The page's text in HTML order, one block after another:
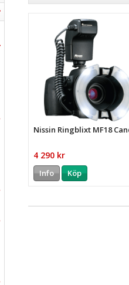
Nissin Ringblixt MF18
4 290 kr
Info Köp